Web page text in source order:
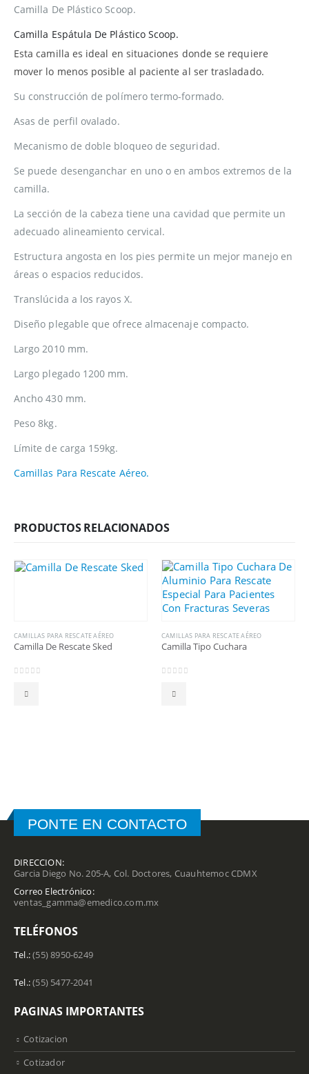
Camilla De Plástico Scoop.
Camilla Espátula De Plástico Scoop.
Esta camilla es ideal en situaciones donde se requiere
mover lo menos posible al paciente al ser trasladado.
Su construcción de polímero termo-formado.
Asas de perfil ovalado.
Mecanismo de doble bloqueo de seguridad.
Se puede desenganchar en uno o en ambos extremos de la
camilla.
La sección de la cabeza tiene una cavidad que permite un
adecuado alineamiento cervical.
Estructura angosta en los pies permite un mejor manejo en
áreas o espacios reducidos.
Translúcida a los rayos X.
Diseño plegable que ofrece almacenaje compacto.
Largo 2010 mm.
Largo plegado 1200 mm.
Ancho 430 mm.
Peso 8kg.
Límite de carga 159kg.
Camillas Para Rescate Aéreo.
PRODUCTOS RELACIONADOS
CAMILLAS PARA RESCATE AÉREO
Camilla De Rescate Sked
CAMILLAS PARA RESCATE AÉREO
Camilla Tipo Cuchara
PONTE EN CONTACTO
DIRECCION:
Garcia Diego No. 205-A, Col. Doctores, Cuauhtemoc CDMX
Correo Electrónico:
ventas_gamma@emedico.com.mx
TELÉFONOS
Tel.:(55) 8950-6249
Tel.:(55) 5477-2041
PAGINAS IMPORTANTES
Cotizacion
Cotizador